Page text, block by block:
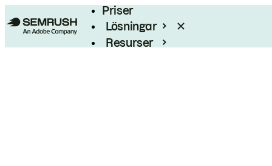
Priser
Lösningar
Resurser